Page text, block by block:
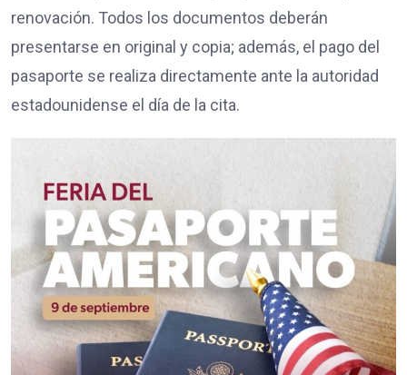
renovación. Todos los documentos deberán
presentarse en original y copia; además, el pago del
pasaporte se realiza directamente ante la autoridad
estadounidense el día de la cita.